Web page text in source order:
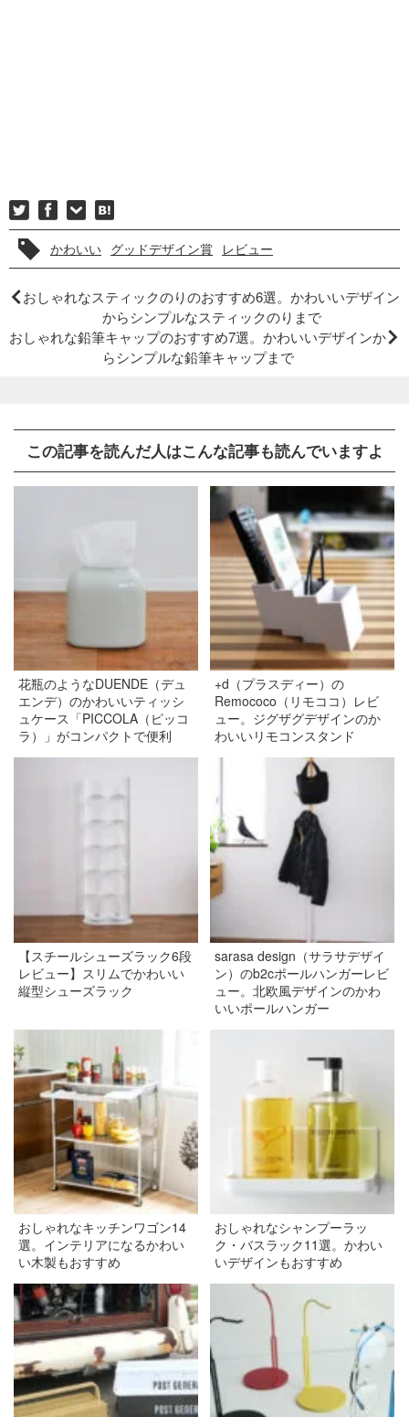
かわいい グッドデザイン賞 レビュー
おしゃれなスティックのりのおすすめ6選。かわいいデザイン
からシンプルなスティックのりまで
おしゃれな鉛筆キャップのおすすめ7選。かわいいデザインか
らシンプルな鉛筆キャップまで
この記事を読んだ人はこんな記事も読んでいますよ
花瓶のようなDUENDE（デュ
エンデ）のかわいいティッシ
ュケース「PICCOLA（ピッコ
ラ）」がコンパクトで便利
+d（プラスディー）の
Remococo（リモココ）レビ
ュー。ジグザグデザインのか
わいいリモコンスタンド
【スチールシューズラック6段
レビュー】スリムでかわいい
縦型シューズラック
sarasa design（サラサデザイ
ン）のb2cポールハンガーレビ
ュー。北欧風デザインのかわ
いいポールハンガー
おしゃれなキッチンワゴン14
選。インテリアになるかわい
い木製もおすすめ
おしゃれなシャンプーラッ
ク・バスラック11選。かわい
いデザインもおすすめ